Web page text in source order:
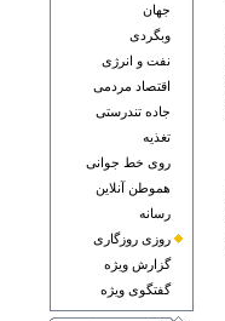
جهان
وبگردی
نفت و انرژی
اقتصاد مردمی
جاده تندرستی
تغذيه
روی خط جوانی
هموطن آنلاين
رسانه
روزی روزگاری
گزارش ويژه
گفتگوی ويژه